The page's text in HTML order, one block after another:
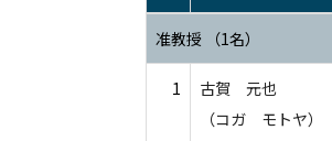
准教授 （1名）
1
古賀 元也
（コガ モトヤ）